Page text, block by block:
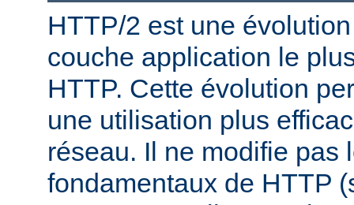
HTTP/2 est une
couche application le
HTTP. Cette évolution
une utilisation plus
réseau. Il ne modifie pas
fondamentaux de HTTP